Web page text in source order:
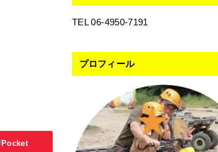
Pocket
TEL 06-4950-7191
プロフィール